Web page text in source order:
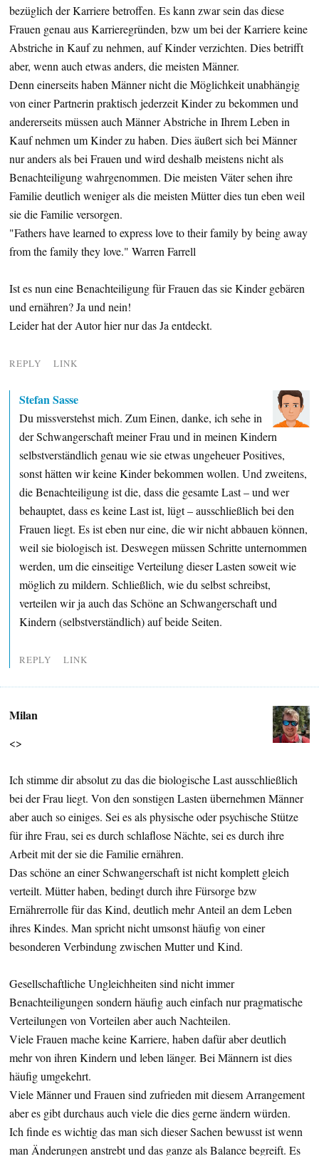
bezüglich der Karriere betroffen. Es kann zwar sein das diese
Frauen genau aus Karrieregründen, bzw um bei der Karriere keine
Abstriche in Kauf zu nehmen, auf Kinder verzichten. Dies betrifft
aber, wenn auch etwas anders, die meisten Männer.
Denn einerseits haben Männer nicht die Möglichkeit unabhängig
von einer Partnerin praktisch jederzeit Kinder zu bekommen und
andererseits müssen auch Männer Abstriche in Ihrem Leben in
Kauf nehmen um Kinder zu haben. Dies äußert sich bei Männer
nur anders als bei Frauen und wird deshalb meistens nicht als
Benachteiligung wahrgenommen. Die meisten Väter sehen ihre
Familie deutlich weniger als die meisten Mütter dies tun eben weil
sie die Familie versorgen.
"Fathers have learned to express love to their family by being away
from the family they love." Warren Farrell
Ist es nun eine Benachteiligung für Frauen das sie Kinder gebären
und ernähren? Ja und nein!
Leider hat der Autor hier nur das Ja entdeckt.
REPLY LINK
Stefan Sasse
Du missverstehst mich. Zum Einen, danke, ich sehe in
der Schwangerschaft meiner Frau und in meinen Kindern
selbstverständlich genau wie sie etwas ungeheuer Positives,
sonst hätten wir keine Kinder bekommen wollen. Und zweitens,
die Benachteiligung ist die, dass die gesamte Last – und wer
behauptet, dass es keine Last ist, lügt – ausschließlich bei den
Frauen liegt. Es ist eben nur eine, die wir nicht abbauen können,
weil sie biologisch ist. Deswegen müssen Schritte unternommen
werden, um die einseitige Verteilung dieser Lasten soweit wie
möglich zu mildern. Schließlich, wie du selbst schreibst,
verteilen wir ja auch das Schöne an Schwangerschaft und
Kindern (selbstverständlich) auf beide Seiten.
REPLY LINK
Milan
<>
Ich stimme dir absolut zu das die biologische Last ausschließlich
bei der Frau liegt. Von den sonstigen Lasten übernehmen Männer
aber auch so einiges. Sei es als physische oder psychische Stütze
für ihre Frau, sei es durch schlaflose Nächte, sei es durch ihre
Arbeit mit der sie die Familie ernähren.
Das schöne an einer Schwangerschaft ist nicht komplett gleich
verteilt. Mütter haben, bedingt durch ihre Fürsorge bzw
Ernährerrolle für das Kind, deutlich mehr Anteil an dem Leben
ihres Kindes. Man spricht nicht umsonst häufig von einer
besonderen Verbindung zwischen Mutter und Kind.
Gesellschaftliche Ungleichheiten sind nicht immer
Benachteiligungen sondern häufig auch einfach nur pragmatische
Verteilungen von Vorteilen aber auch Nachteilen.
Viele Frauen mache keine Karriere, haben dafür aber deutlich
mehr von ihren Kindern und leben länger. Bei Männern ist dies
häufig umgekehrt.
Viele Männer und Frauen sind zufrieden mit diesem Arrangement
aber es gibt durchaus auch viele die dies gerne ändern würden.
Ich finde es wichtig das man sich dieser Sachen bewusst ist wenn
man Änderungen anstrebt und das ganze als Balance begreift. Es